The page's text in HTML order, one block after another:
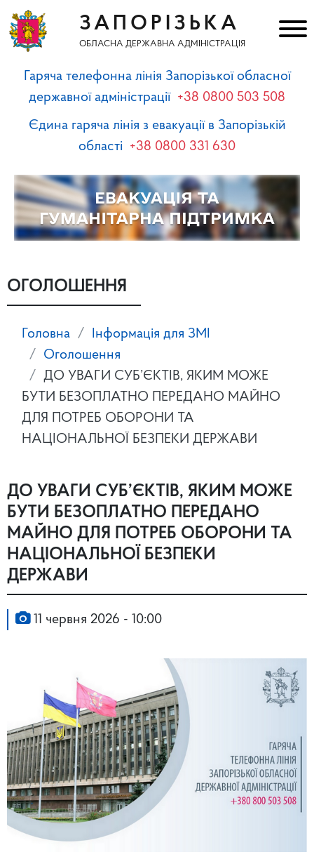
ЗАПОРІЗЬКА
ОБЛАСНА ДЕРЖАВНА АДМІНІСТРАЦІЯ
Гаряча телефонна лінія Запорізької обласної
державної адміністрації +38 0800 503 508
Єдина гаряча лінія з евакуації в Запорізькій
області +38 0800 331 630
ОГОЛОШЕННЯ
Головна
Інформація для ЗМІ
Оголошення
ДО УВАГИ СУБ’ЄКТІВ, ЯКИМ МОЖЕ
БУТИ БЕЗОПЛАТНО ПЕРЕДАНО МАЙНО
ДЛЯ ПОТРЕБ ОБОРОНИ ТА
НАЦІОНАЛЬНОЇ БЕЗПЕКИ ДЕРЖАВИ
ДО УВАГИ СУБ’ЄКТІВ, ЯКИМ МОЖЕ
БУТИ БЕЗОПЛАТНО ПЕРЕДАНО
МАЙНО ДЛЯ ПОТРЕБ ОБОРОНИ ТА
НАЦІОНАЛЬНОЇ БЕЗПЕКИ
ДЕРЖАВИ
11 червня 2026 - 10:00